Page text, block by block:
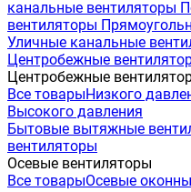
канальные вентиляторы
вентиляторы
Уличные канальные
Центробежные
Центробежные
Все товарыНизкого
Высокого давления
Бытовые вытяжные
вентиляторы
Осевые вентиляторы
Все товарыОсевые